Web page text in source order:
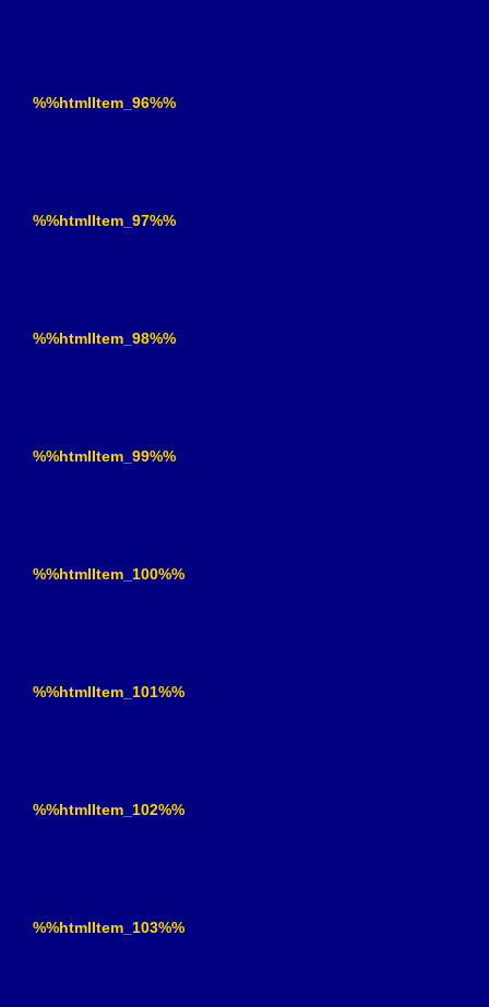
%%htmlItem_96%%
%%htmlItem_97%%
%%htmlItem_98%%
%%htmlItem_99%%
%%htmlItem_100%%
%%htmlItem_101%%
%%htmlItem_102%%
%%htmlItem_103%%